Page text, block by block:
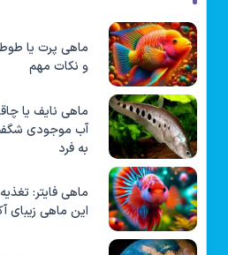
ماهی پرت یا
و نکات مهم
ماهی نایف یا
آب موجودی
به فرد
ماهی فایتر:
این ماهی زیبای